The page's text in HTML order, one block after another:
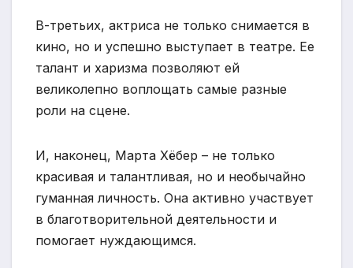
В-третьих, актриса не только снимается в
кино, но и успешно выступает в театре. Ее
талант и харизма позволяют ей
великолепно воплощать самые разные
роли на сцене.
И, наконец, Марта Хёбер – не только
красивая и талантливая, но и необычайно
гуманная личность. Она активно участвует
в благотворительной деятельности и
помогает нуждающимся.